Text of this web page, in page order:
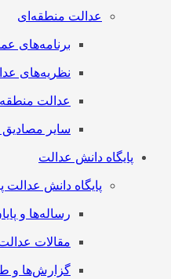
عدالت منطقه‌ای
برنامه‌های
نظریه‌های
عدالت
سایر
پایگاه دانش عدالت
پایگاه دانش عدالت
رساله‌ها و
مقالات
گزارش‌ها و